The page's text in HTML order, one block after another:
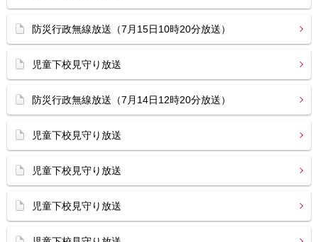
防災行政無線放送（7月15日10時20分放送）
児童下校見守り放送
防災行政無線放送（7月14日12時20分放送）
児童下校見守り放送
児童下校見守り放送
児童下校見守り放送